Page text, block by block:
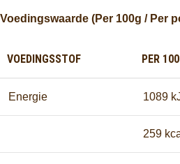
Voedingswaarde (Per 100g / Per
VOEDINGSSTOF PER
Energie 1089
259